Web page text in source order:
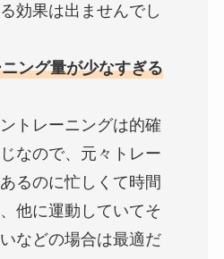
効果は出ませんでし
ング量が少なすぎる
トレーニングは的確
なので、元々トレー
るのに忙しくて時間
他に運動していてそ
などの場合は最適だ